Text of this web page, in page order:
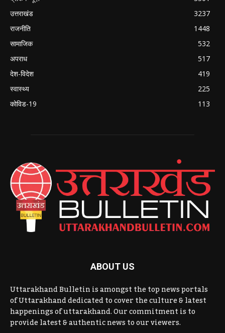
उत्तराखंड
3237
राजनीति
1448
सामाजिक
532
अपराध
517
देश-विदेश
419
स्वास्थ्य
225
कोविड-19
113
ABOUT US
Uttarakhand Bulletin is amongst the top news portals
of Uttarakhand dedicated to cover the culture & latest
happenings of uttarakhand. Our commitment is to
provide latest & authentic news to our viewers.